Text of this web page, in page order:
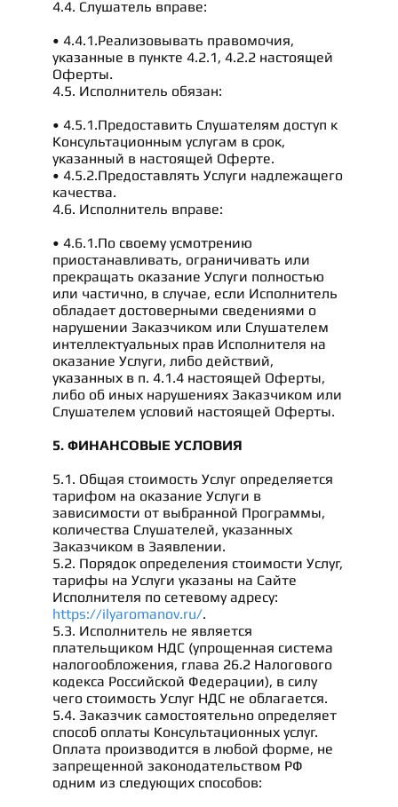
4.4. Слушатель вправе:
• 4.4.1.Реализовывать правомочия,
указанные в пункте 4.2.1, 4.2.2 настоящей
Оферты.
4.5. Исполнитель обязан:
• 4.5.1.Предоставить Слушателям доступ к
Консультационным услугам в срок,
указанный в настоящей Оферте.
• 4.5.2.Предоставлять Услуги надлежащего
качества.
4.6. Исполнитель вправе:
• 4.6.1.По своему усмотрению
приостанавливать, ограничивать или
прекращать оказание Услуги полностью
или частично, в случае, если Исполнитель
обладает достоверными сведениями о
нарушении Заказчиком или Слушателем
интеллектуальных прав Исполнителя на
оказание Услуги, либо действий,
указанных в п. 4.1.4 настоящей Оферты,
либо об иных нарушениях Заказчиком или
Слушателем условий настоящей Оферты.
5. ФИНАНСОВЫЕ УСЛОВИЯ
5.1. Общая стоимость Услуг определяется
тарифом на оказание Услуги в
зависимости от выбранной Программы,
количества Слушателей, указанных
Заказчиком в Заявлении.
5.2. Порядок определения стоимости Услуг,
тарифы на Услуги указаны на Сайте
Исполнителя по сетевому адресу:
https://ilyaromanov.ru/.
5.3. Исполнитель не является
плательщиком НДС (упрощенная система
налогообложения, глава 26.2 Налогового
кодекса Российской Федерации), в силу
чего стоимость Услуг НДС не облагается.
5.4. Заказчик самостоятельно определяет
способ оплаты Консультационных услуг.
Оплата производится в любой форме, не
запрещенной законодательством РФ
одним из следующих способов: